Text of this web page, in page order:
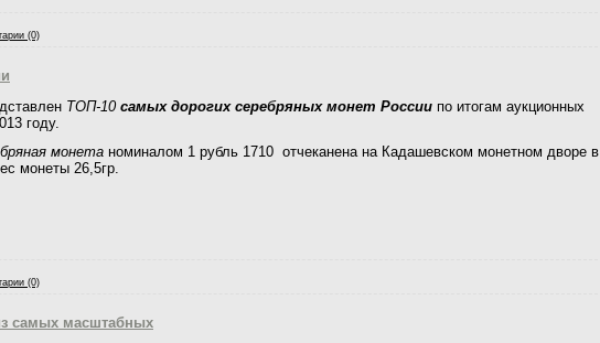
(0)
ТОП-10 самых дорогих серебряных монет России по итогам аукционных
году.
монета номиналом 1 рубль 1710 отчеканена на Кадашевском монетном дворе в
монеты 26,5гр.
(0)
самых масштабных